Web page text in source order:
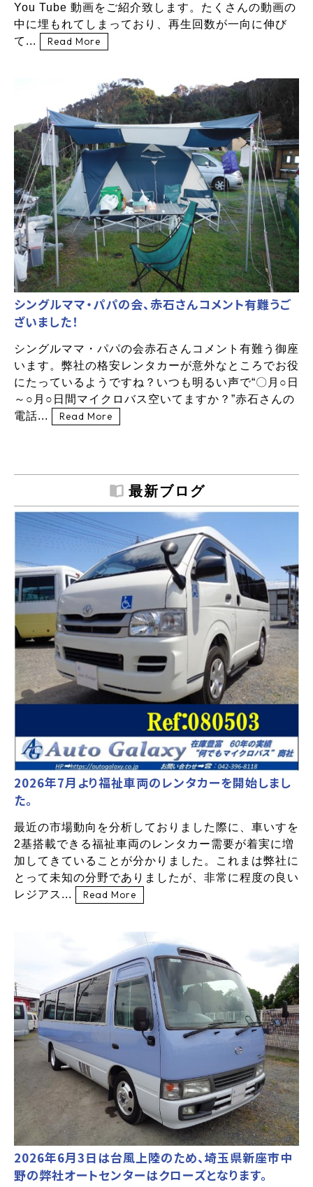
You Tube 動画をご紹介致します。たくさんの動画の
中に埋もれてしまっており、再生回数が一向に伸び
て...
Read More
シングルママ・パパの会、赤石さんコメント有難うご
ざいました！
シングルママ・パパの会赤石さんコメント有難う御座
います。弊社の格安レンタカーが意外なところでお役
にたっているようですね？いつも明るい声で“〇月○日
～○月○日間マイクロバス空いてますか？”赤石さんの
電話...
Read More
最新ブログ
2026年7月より福祉車両のレンタカーを開始しまし
た。
最近の市場動向を分析しておりました際に、車いすを
2基搭載できる福祉車両のレンタカー需要が着実に増
加してきていることが分かりました。これまは弊社に
とって未知の分野でありましたが、非常に程度の良い
レジアス...
Read More
2026年6月3日は台風上陸のため、埼玉県新座市中
野の弊社オートセンターはクローズとなります。